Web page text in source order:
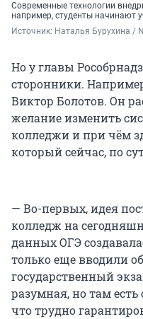
Современные технологии
например, студенты начинают
Источник: Наталья Бурухина /
Но у главы
сторонники.
Виктор Болотов. Он
желание изменить
колледжи и при чём
который сейчас, по
— Во-первых, идея
колледж на
данных ОГЭ
только еще вводили
государственный
разумная, но там
что трудно